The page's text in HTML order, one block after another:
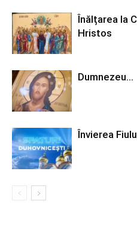
Înălțarea la
Hristos
Dumnezeu…
Învierea